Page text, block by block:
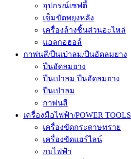
อุปกรณ์เซฟตี้
เข็มขัดพยุงหลัง
เครื่องล้างชิ้นส่วนอะไหล่
แอลกอฮอล์
กาพ่นสี/ปืนเป่าลม/ปืนอัดลมยาง
ปืนอัดลมยาง
ปืนเป่าลม ปืนอัดลมยาง
ปืนเป่าลม
กาพ่นสี
เครื่องมือไฟฟ้า/POWER TOOLS
เครื่องขัดกระดาษทราย
เครื่องขัดแฮร์ไลน์
กบไฟฟ้า